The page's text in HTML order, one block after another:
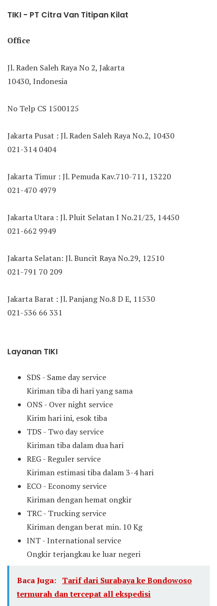
TIKI - PT Citra Van Titipan Kilat
Office
Jl. Raden Saleh Raya No 2, Jakarta
10430, Indonesia
No Telp CS 1500125
Jakarta Pusat : Jl. Raden Saleh Raya No.2, 10430
021-314 0404
Jakarta Timur : Jl. Pemuda Kav.710-711, 13220
021-470 4979
Jakarta Utara : Jl. Pluit Selatan I No.21/23, 14450
021-662 9949
Jakarta Selatan: Jl. Buncit Raya No.29, 12510
021-791 70 209
Jakarta Barat : Jl. Panjang No.8 D E, 11530
021-536 66 331
Layanan TIKI
SDS - Same day service
Kiriman tiba di hari yang sama
ONS - Over night service
Kirim hari ini, esok tiba
TDS - Two day service
Kiriman tiba dalam dua hari
REG - Reguler service
Kiriman estimasi tiba dalam 3-4 hari
ECO - Economy service
Kiriman dengan hemat ongkir
TRC - Trucking service
Kiriman dengan berat min. 10 Kg
INT - International service
Ongkir terjangkau ke luar negeri
Baca Juga: Tarif dari Surabaya ke Bondowoso
termurah dan tercepat all ekspedisi